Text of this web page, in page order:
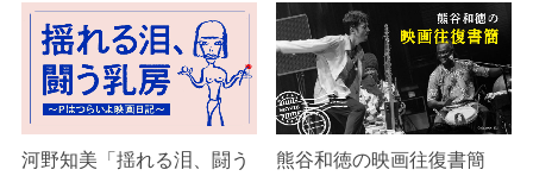
河野知美「揺れる泪、闘う
熊谷和徳の映画往復書簡